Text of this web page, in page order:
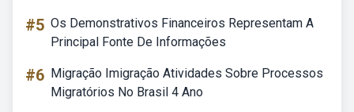
#5 Os Demonstrativos Financeiros Representam A
Principal Fonte De Informações
#6 Migração Imigração Atividades Sobre Processos
Migratórios No Brasil 4 Ano